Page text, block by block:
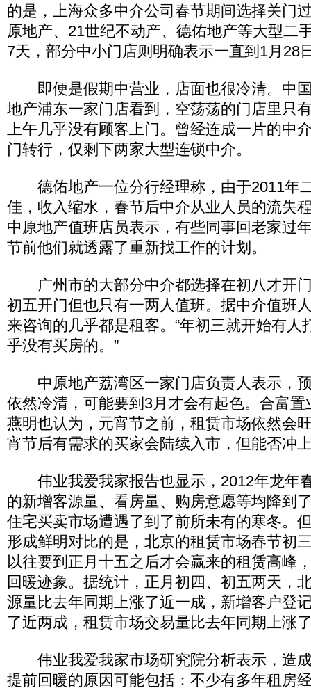
的是，上海众多中介公司春节期间选择关门
原地产、21世纪不动产、德佑地产等大型二
7天，部分中小门店则明确表示一直到1月28
即便是假期中营业，店面也很冷清。中
地产浦东一家门店看到，空荡荡的门店里只
上午几乎没有顾客上门。曾经连成一片的中
门转行，仅剩下两家大型连锁中介。
德佑地产一位分行经理称，由于2011年
佳，收入缩水，春节后中介从业人员的流失
中原地产值班店员表示，有些同事回老家过
节前他们就透露了重新找工作的计划。
广州市的大部分中介都选择在初八才开
初五开门但也只有一两人值班。据中介值班
来咨询的几乎都是租客。“年初三就开始有人
乎没有买房的。”
中原地产荔湾区一家门店负责人表示，
依然冷清，可能要到3月才会有起色。合富
燕明也认为，元宵节之前，租赁市场依然会
宵节后有需求的买家会陆续入市，但能否冲
伟业我爱我家报告也显示，2012年龙年
的新增客源量、看房量、购房意愿等均降到
住宅买卖市场遭遇了到了前所未有的寒冬。
形成鲜明对比的是，北京的租赁市场春节初
以往要到正月十五之后才会赢来的租赁高峰
回暖迹象。据统计，正月初四、初五两天，
源量比去年同期上涨了近一成，新增客户登
了近两成，租赁市场交易量比去年同期上涨
伟业我爱我家市场研究院分析表示，造
提前回暖的原因可能包括：不少有多年租房